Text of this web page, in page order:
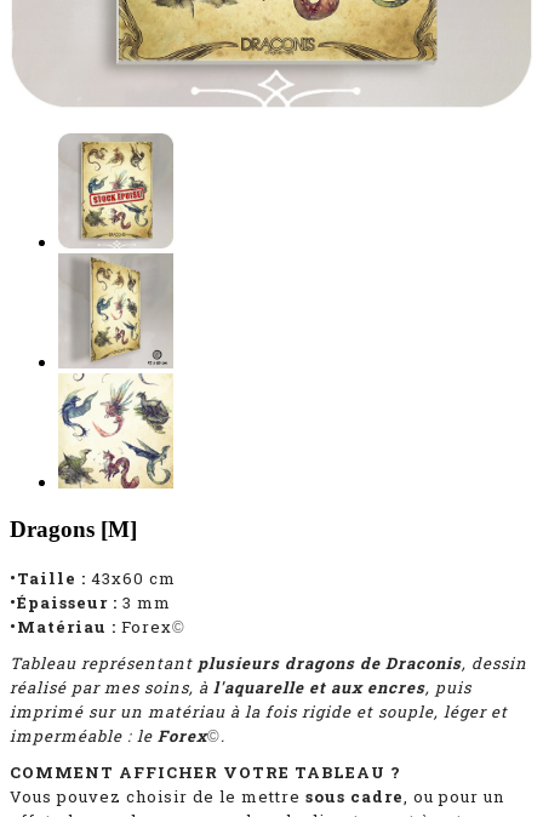
Dragons [M]
•Taille : 43x60 cm
•Épaisseur : 3 mm
•Matériau : Forex©
Tableau représentant plusieurs dragons de Draconis, dessin
réalisé par mes soins, à l'aquarelle et aux encres, puis
imprimé sur un matériau à la fois rigide et souple, léger et
imperméable : le Forex©.
COMMENT AFFICHER VOTRE TABLEAU ?
Vous pouvez choisir de le mettre sous cadre, ou pour un